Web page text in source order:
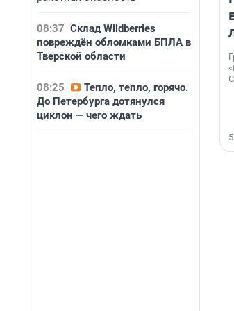
08:37 Склад Wildberries
повреждён обломками БПЛА в
Тверской области
08:25
Тепло, тепло, горячо.
До Петербурга дотянулся
циклон — чего ждать